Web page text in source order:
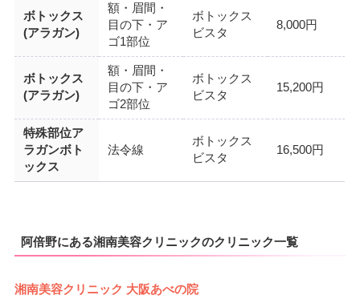
ボトックス
(アラガン)
額・眉間・
目の下・ア
ゴ1部位
ボトックス
ビスタ
8,000円
ボトックス
(アラガン)
額・眉間・
目の下・ア
ゴ2部位
ボトックス
ビスタ
15,200円
特殊部位ア
ラガンボト
ックス
法令線
ボトックス
ビスタ
16,500円
阿倍野にある湘南美容クリニックのクリニック一覧
湘南美容クリニック 大阪あべの院